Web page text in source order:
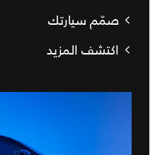
صمّم سيارتك
اكتشف المزيد